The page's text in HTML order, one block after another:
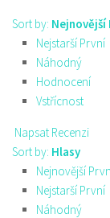
Sort by: Nejnovější
Nejstarší První
Náhodný
Hodnocení
Vstřícnost
Napsat Recenzi
Sort by: Hlasy
Nejnovější
Nejstarší První
Náhodný